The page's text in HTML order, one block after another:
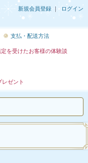
新規会員登録 ログイン
支払・配送方法
定を受けたお客様の体験談
ゼント